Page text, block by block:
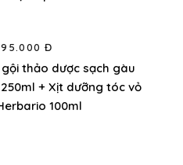
Đ
thảo dược sạch gàu
+ Xịt dưỡng tóc vỏ
100ml